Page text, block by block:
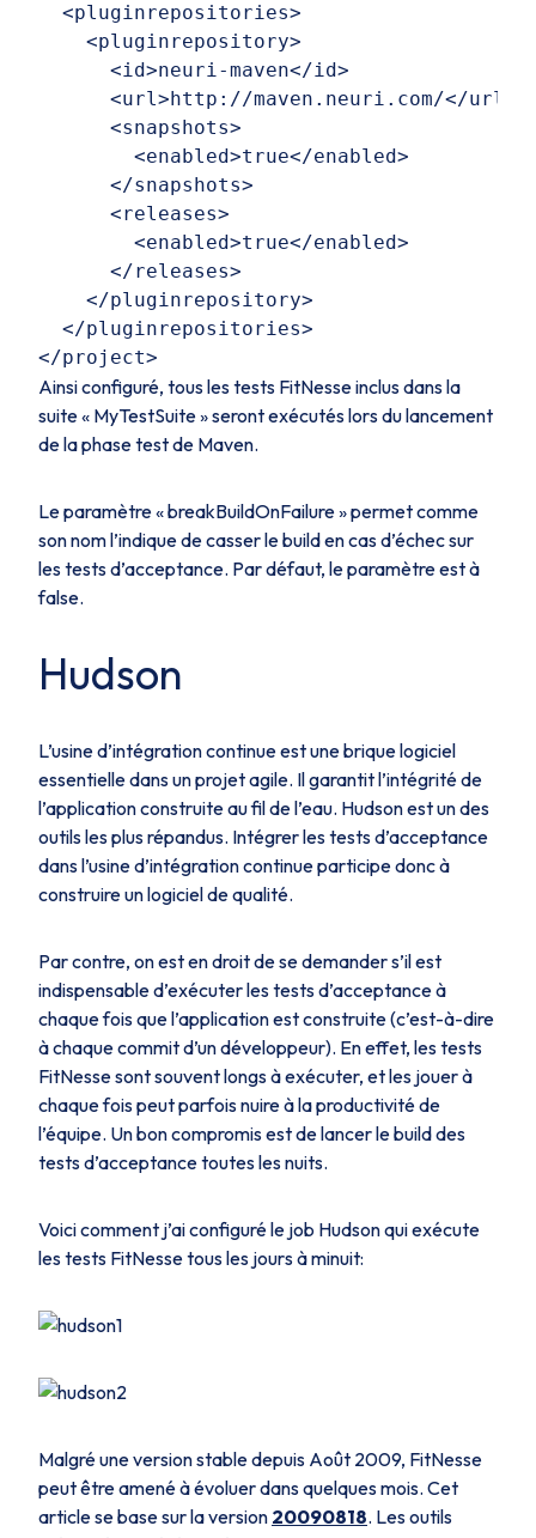
  <pluginrepositories>
    <pluginrepository>
      <id>neuri-maven</id>
<url>http://maven.neuri.com/</
      <snapshots>
        <enabled>true</enabled>
      </snapshots>
      <releases>
        <enabled>true</enabled>
      </releases>
    </pluginrepository>
  </pluginrepositories>
Ainsi configuré, tous les tests FitNesse inclus dans la
suite « MyTestSuite » seront exécutés lors du lancement
de la phase test de Maven.
Le paramètre « breakBuildOnFailure » permet comme
son nom l’indique de casser le build en cas d’échec sur
les tests d’acceptance. Par défaut, le paramètre est à
false.
Hudson
L’usine d’intégration continue est une brique logiciel
essentielle dans un projet agile. Il garantit l’intégrité de
l’application construite au fil de l’eau. Hudson est un des
outils les plus répandus. Intégrer les tests d’acceptance
dans l’usine d’intégration continue participe donc à
construire un logiciel de qualité.
Par contre, on est en droit de se demander s’il est
indispensable d’exécuter les tests d’acceptance à
chaque fois que l’application est construite (c’est-à-dire
à chaque commit d’un développeur). En effet, les tests
FitNesse sont souvent longs à exécuter, et les jouer à
chaque fois peut parfois nuire à la productivité de
l’équipe. Un bon compromis est de lancer le build des
tests d’acceptance toutes les nuits.
Voici comment j’ai configuré le job Hudson qui exécute
les tests FitNesse tous les jours à minuit:
Malgré une version stable depuis Août 2009, FitNesse
peut être amené à évoluer dans quelques mois. Cet
article se base sur la version 20090818. Les outils